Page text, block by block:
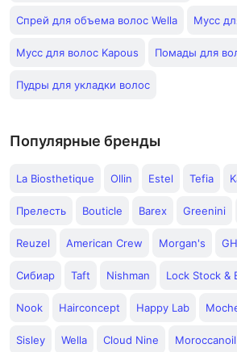
Спрей для объема волос Wella Мусс
Мусс для волос Kapous Помады для
Пудры для укладки волос
Популярные бренды
La Biosthetique Ollin Estel Tefia
Прелесть Bouticle Barex Greenini
Reuzel American Crew Morgan's
Сибиар Taft Nishman Lock Stock &
Nook Hairconcept Happy Lab
Sisley Wella Cloud Nine Moroccanoil